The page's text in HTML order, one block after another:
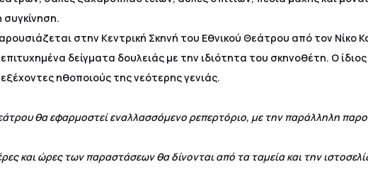
συγκίνηση.
στην Κεντρική Σκηνή του Εθνικού Θεάτρου από τον Νίκο
δείγματα δουλειάς με την ιδιότητα του σκηνοθέτη. Ο
ηθοποιούς της νεότερης γενιάς.
θα εφαρμοστεί εναλλασσόμενο ρεπερτόριο, με την παράλληλη
και ώρες των παραστάσεων θα δίνονται από τα ταμεία και την